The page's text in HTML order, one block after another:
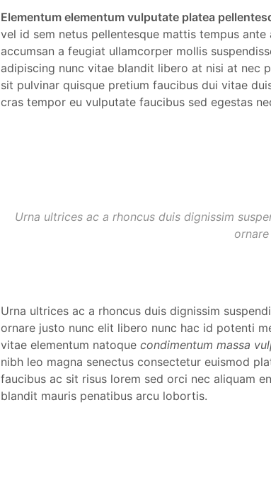
Elementum elementum vulputate platea
vel id sem netus pellentesque mattis tempus
accumsan a feugiat ullamcorper mollis
adipiscing nunc vitae blandit libero at nisi at nec
sit pulvinar quisque pretium faucibus dui vitae
cras tempor eu vulputate faucibus sed egestas
Urna ultrices ac a rhoncus duis dignissim
ornare
Urna ultrices ac a rhoncus duis dignissim
ornare justo nunc elit libero nunc hac id potenti
vitae elementum natoque condimentum massa
nibh leo magna senectus consectetur euismod
faucibus ac sit risus lorem sed orci nec aliquam
blandit mauris penatibus arcu lobortis.